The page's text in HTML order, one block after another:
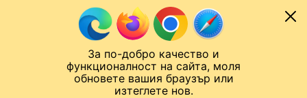
За по-добро качество и
функционалност на сайта, моля
обновете вашия браузър или
изтеглете нов.
Към съдържанието
Лига на Конференциите